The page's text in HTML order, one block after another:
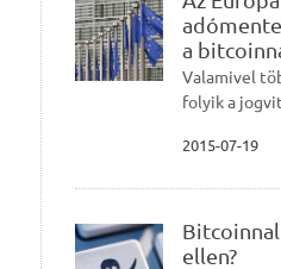
a
Valamivel
folyik a
2015-07-19
ellen?